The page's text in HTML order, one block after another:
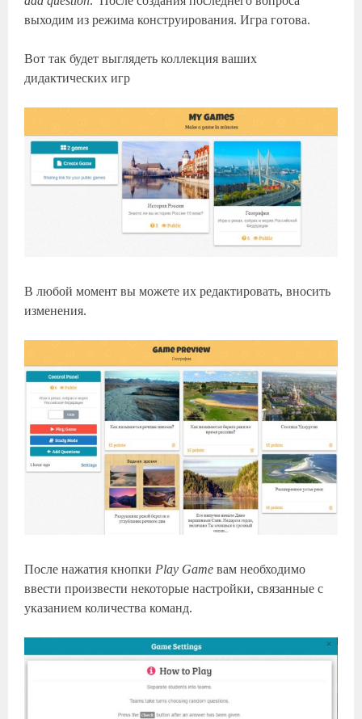
выходим из режима конструирования. Игра готова.
Вот так будет выглядеть коллекция ваших
дидактических игр
В любой момент вы можете их редактировать, вносить
изменения.
После нажатия кнопки Play Game вам необходимо
ввести произвести некоторые настройки, связанные с
указанием количества команд.